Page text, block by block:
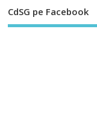
CdSG pe Facebook